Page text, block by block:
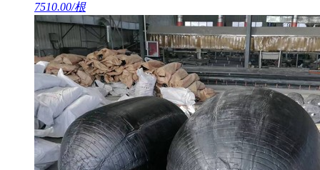
7510.00/根